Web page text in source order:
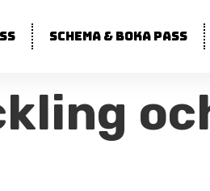
Schema & boka pass